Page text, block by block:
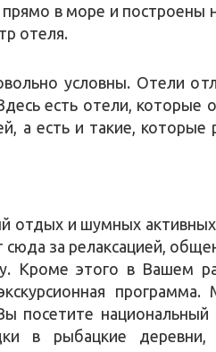
в море и построены
отеля.
условны. Отели
есть отели,
а есть и такие, которые
отдых и шумных
за релаксацией,
Кроме этого в Вашем
посетите
в рыбацкие